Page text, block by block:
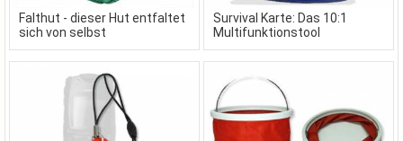
Falthut - dieser Hut entfaltet
sich von selbst
Survival Karte: Das 10:1
Multifunktionstool